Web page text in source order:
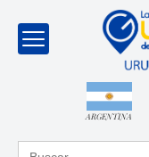
ARGENTINA
Buscar: